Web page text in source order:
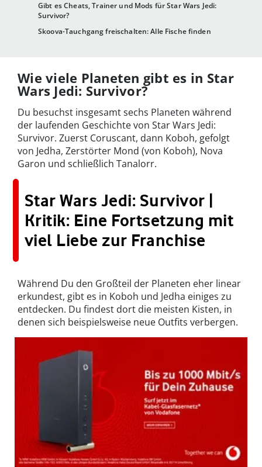
Gibt es Cheats, Trainer und Mods für Star Wars Jedi:
Survivor?
Skoova-Tauchgang freischalten: Alle Fische finden
Wie viele Planeten gibt es in Star
Wars Jedi: Survivor?
Du besuchst insgesamt sechs Planeten während
der laufenden Geschichte von Star Wars Jedi:
Survivor. Zuerst Coruscant, dann Koboh, gefolgt
von Jedha, Zerstörter Mond (von Koboh), Nova
Garon und schließlich Tanalorr.
Star Wars Jedi: Survivor |
Kritik: Eine Fortsetzung mit
viel Liebe zur Franchise
Während Du den Großteil der Planeten eher linear
erkundest, gibt es in Koboh und Jedha einiges zu
entdecken. Du findest dort die meisten Kisten, in
denen sich beispielsweise neue Outfits verbergen.